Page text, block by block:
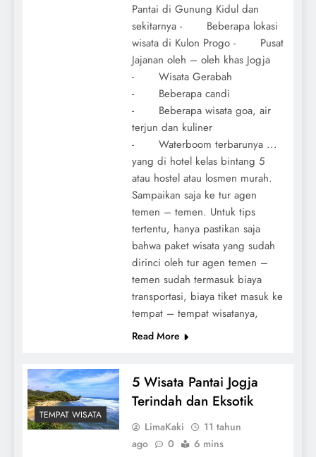
Pantai di Gunung Kidul dan
sekitarnya - Beberapa lokasi
wisata di Kulon Progo - Pusat
Jajanan oleh – oleh khas Jogja
- Wisata Gerabah
- Beberapa candi
- Beberapa wisata goa, air
terjun dan kuliner
- Waterboom terbarunya ...
yang di hotel kelas bintang 5
atau hostel atau losmen murah.
Sampaikan saja ke tur agen
temen – temen. Untuk tips
tertentu, hanya pastikan saja
bahwa paket wisata yang sudah
dirinci oleh tur agen temen –
temen sudah termasuk biaya
transportasi, biaya tiket masuk ke
tempat – tempat wisatanya,
Read More
TEMPAT WISATA
5 Wisata Pantai Jogja
Terindah dan Eksotik
LimaKaki
11 tahun
ago
0 6 mins